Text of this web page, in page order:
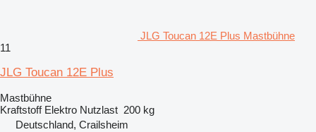
JLG Toucan 12E Plus Mastbühne
11
JLG Toucan 12E Plus
Mastbühne
Kraftstoff Elektro Nutzlast 200 kg
Deutschland, Crailsheim